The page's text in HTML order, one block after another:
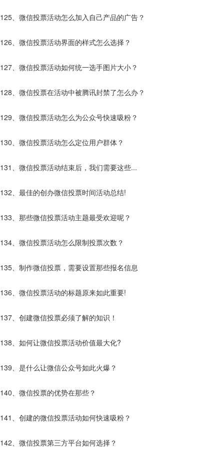
125、微信投票活动怎么加入自己产品的广告？
126、微信投票活动界面的样式怎么选择？
127、微信投票活动如何统一选手图片大小？
128、微信投票在活动中被腾讯封禁了怎么办？
129、微信投票活动怎么为公众号快速吸粉？
130、微信投票活动怎么定位用户群体？
131、微信投票活动结束后，我们需要这些...
132、最佳的创办微信投票时间活动总结!
133、那些微信投票活动主题最受欢迎呢？
134、微信投票活动怎么限制投票次数？
135、制作微信投票，需要设置那些报名信息
136、微信投票活动的标题原来如此重要!
137、创建微信投票必须了解的知识！
138、如何让微信投票活动价值最大化?
139、是什么让微信公众号如此火爆？
140、微信投票的优势在那些？
141、创建的微信投票活动如何快速吸粉？
142、微信投票第三方平台如何选择？